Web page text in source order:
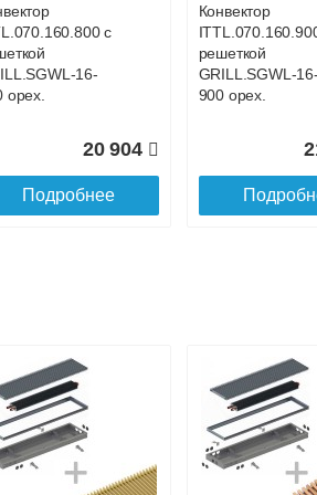
с
16-
орех.
20 904
Подробнее
Конвектор
решеткой
GRILL.SGWL-16-
900 орех.
Конвектор